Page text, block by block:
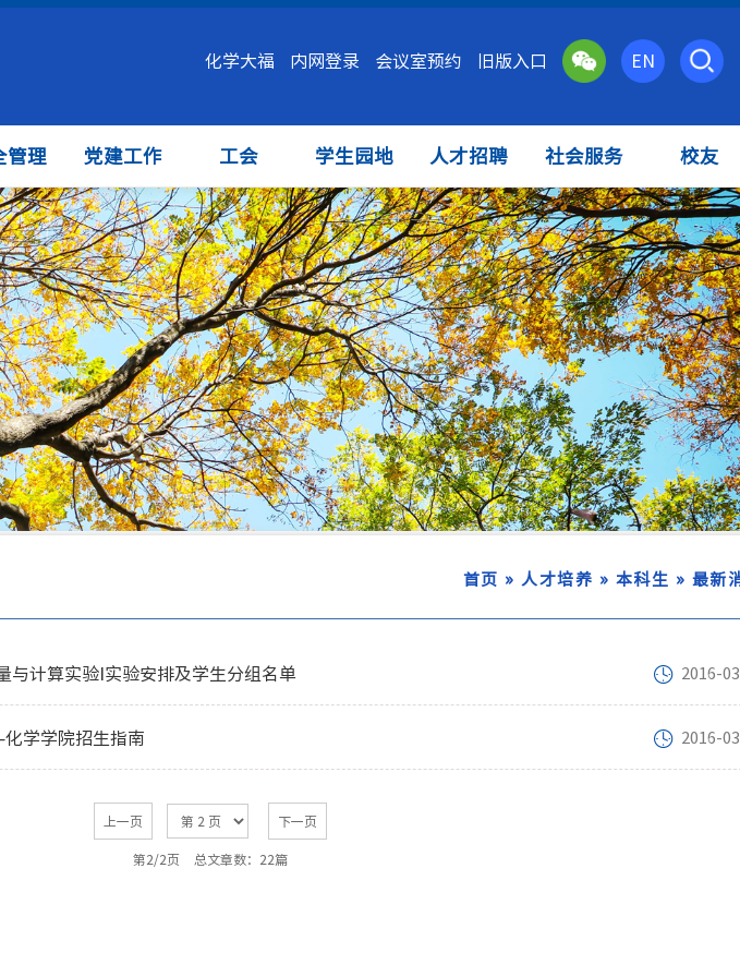
管理 党建工作 工会 学生园地 人才招聘 社会服务 校友
化学大福 内网登录 会议室预约 旧版入口 EN
首页 » 人才培养 » 本科生 » 最新
与计算实验I实验安排及学生分组名单 2016-
学学院招生指南 2016-
上一页 下一页
第2/2页 总文章数：22篇